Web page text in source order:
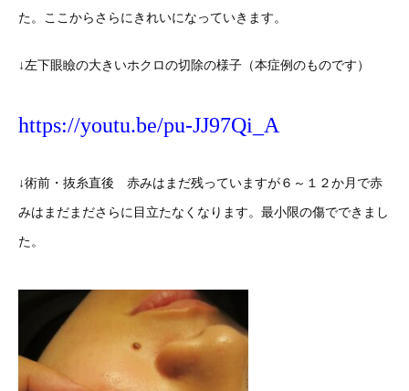
た。ここからさらにきれいになっていきます。
↓左下眼瞼の大きいホクロの切除の様子（本症例のものです）
https://youtu.be/pu-JJ97Qi_A
↓術前・抜糸直後 赤みはまだ残っていますが６～１２か月で赤
みはまだまださらに目立たなくなります。最小限の傷でできまし
た。